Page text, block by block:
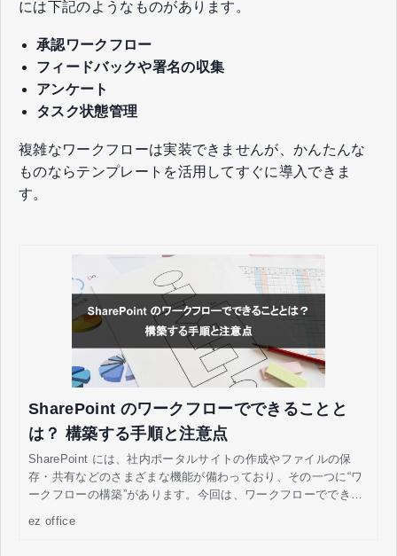
には下記のようなものがあります。
承認ワークフロー
フィードバックや署名の収集
アンケート
タスク状態管理
複雑なワークフローは実装できませんが、かんたんな
ものならテンプレートを活用してすぐに導入できま
す。
SharePoint のワークフローでできることと
は？ 構築する手順と注意点
SharePoint には、社内ポータルサイトの作成やファイルの保
存・共有などのさまざまな機能が備わっており、その一つに“ワ
ークフローの構築”があります。今回は、ワークフローでできる
ez office